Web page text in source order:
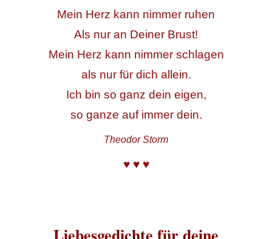
Mein Herz kann nimmer ruhen
Als nur an Deiner Brust!
Mein Herz kann nimmer schlagen
als nur für dich allein.
Ich bin so ganz dein eigen,
so ganze auf immer dein.
Theodor Storm
♥ ♥ ♥